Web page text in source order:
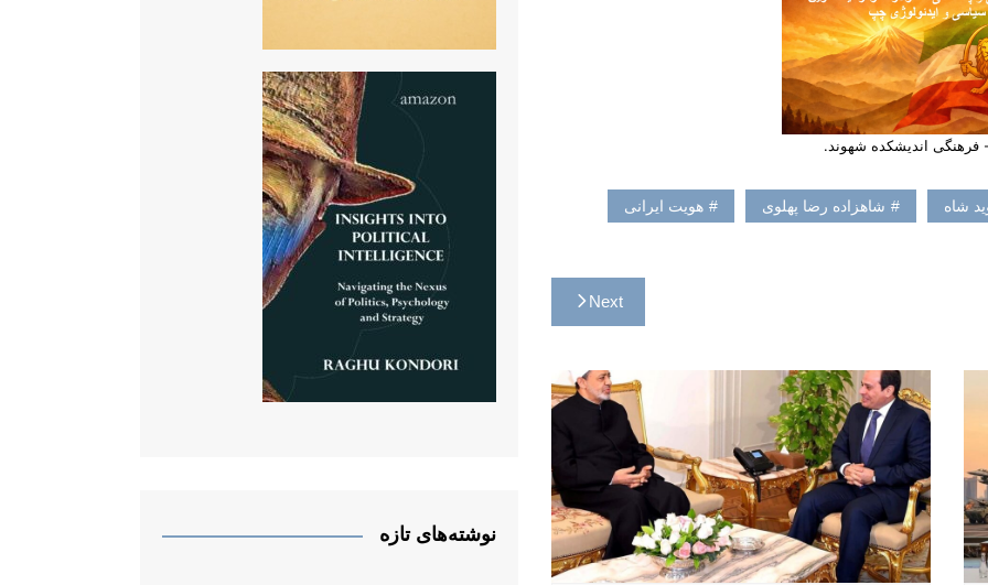
فرهنگی اندیشکده شهوند.
شاه شاهزاده رضا پهلوی هویت ایرانی
Next
نوشته‌های تازه